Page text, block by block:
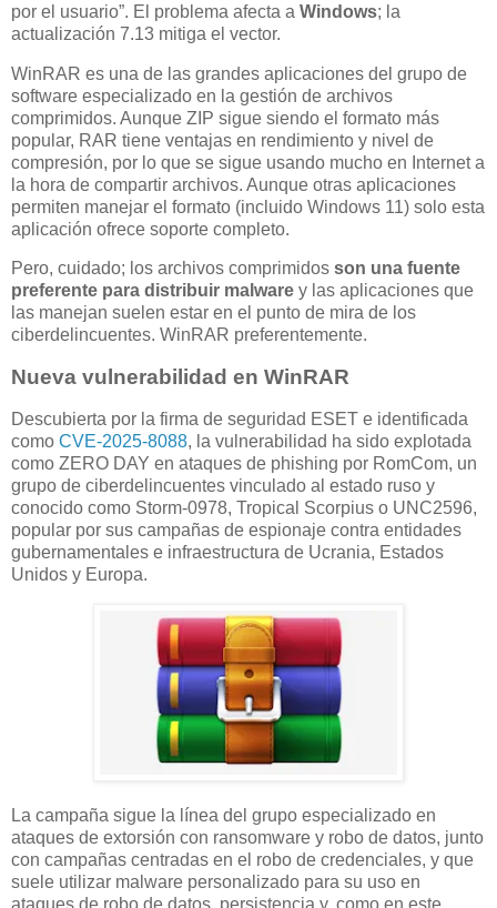
por el usuario”. El problema afecta a Windows; la
actualización 7.13 mitiga el vector.
WinRAR es una de las grandes aplicaciones del grupo de
software especializado en la gestión de archivos
comprimidos. Aunque ZIP sigue siendo el formato más
popular, RAR tiene ventajas en rendimiento y nivel de
compresión, por lo que se sigue usando mucho en Internet a
la hora de compartir archivos. Aunque otras aplicaciones
permiten manejar el formato (incluido Windows 11) solo esta
aplicación ofrece soporte completo.
Pero, cuidado; los archivos comprimidos son una fuente
preferente para distribuir malware y las aplicaciones que
las manejan suelen estar en el punto de mira de los
ciberdelincuentes. WinRAR preferentemente.
Nueva vulnerabilidad en WinRAR
Descubierta por la firma de seguridad ESET e identificada
como CVE-2025-8088, la vulnerabilidad ha sido explotada
como ZERO DAY en ataques de phishing por RomCom, un
grupo de ciberdelincuentes vinculado al estado ruso y
conocido como Storm-0978, Tropical Scorpius o UNC2596,
popular por sus campañas de espionaje contra entidades
gubernamentales e infraestructura de Ucrania, Estados
Unidos y Europa.
La campaña sigue la línea del grupo especializado en
ataques de extorsión con ransomware y robo de datos, junto
con campañas centradas en el robo de credenciales, y que
suele utilizar malware personalizado para su uso en
ataques de robo de datos, persistencia y, como en este